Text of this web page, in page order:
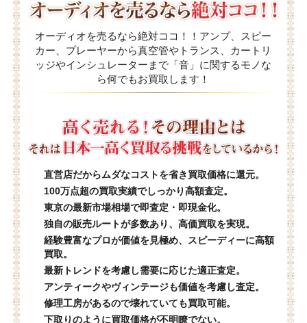
オーディオを売るなら絶対ココ！！アンプ、スピー
カー、プレーヤーから真空管やトランス、カートリ
ッジやインシュレーターまで「音」に関するモノな
ら何でもお買取します！
直営店だからムダなコストを省き買取価格に還元。
100万点超の買取実績でしっかり高額査定。
東京の最新市場相場で即査定・即現金化。
独自の販売ルートが多数あり、高価買取を実現。
経験豊富なプロが価値を見極め、スピーディーに高額
買取。
最新トレンドを考慮し需要に応じた適正査定。
アンティークやヴィンテージも価値を考慮し査定。
修理工房があるので壊れていても買取可能。
下取りのように買取価格が不明瞭でない。